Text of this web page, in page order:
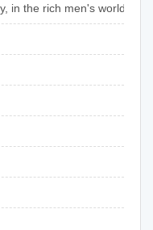
in the rich men's world~